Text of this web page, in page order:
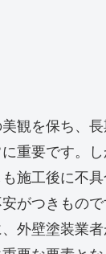
観を保ち、
重要です。
施工後に不
がつきもの
外壁塗装業